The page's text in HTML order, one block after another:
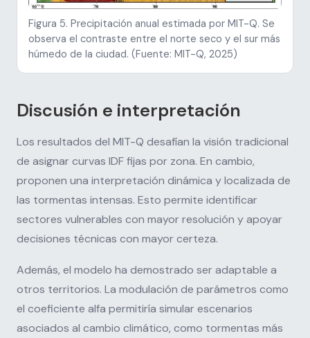
Figura 5. Precipitación anual estimada por MIT-Q. Se
observa el contraste entre el norte seco y el sur más
húmedo de la ciudad. (Fuente: MIT-Q, 2025)
Discusión e interpretación
Los resultados del MIT-Q desafían la visión tradicional
de asignar curvas IDF fijas por zona. En cambio,
proponen una interpretación dinámica y localizada de
las tormentas intensas. Esto permite identificar
sectores vulnerables con mayor resolución y apoyar
decisiones técnicas con mayor certeza.
Además, el modelo ha demostrado ser adaptable a
otros territorios. La modulación de parámetros como
el coeficiente alfa permitiría simular escenarios
asociados al cambio climático, como tormentas más